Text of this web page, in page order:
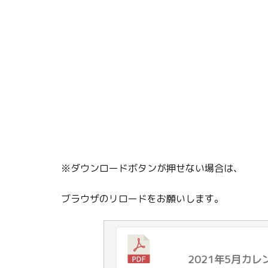
※ダウンロードボタンが押せない場合は、
ブラウザのリロードをお願いします。
2021年5月カレ